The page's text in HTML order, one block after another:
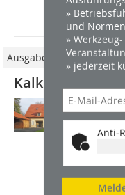
»
und Normen
»
» jederzeit
Anti-
Ausgabe 10/2015
Kalkspatzen
Die
thront
über